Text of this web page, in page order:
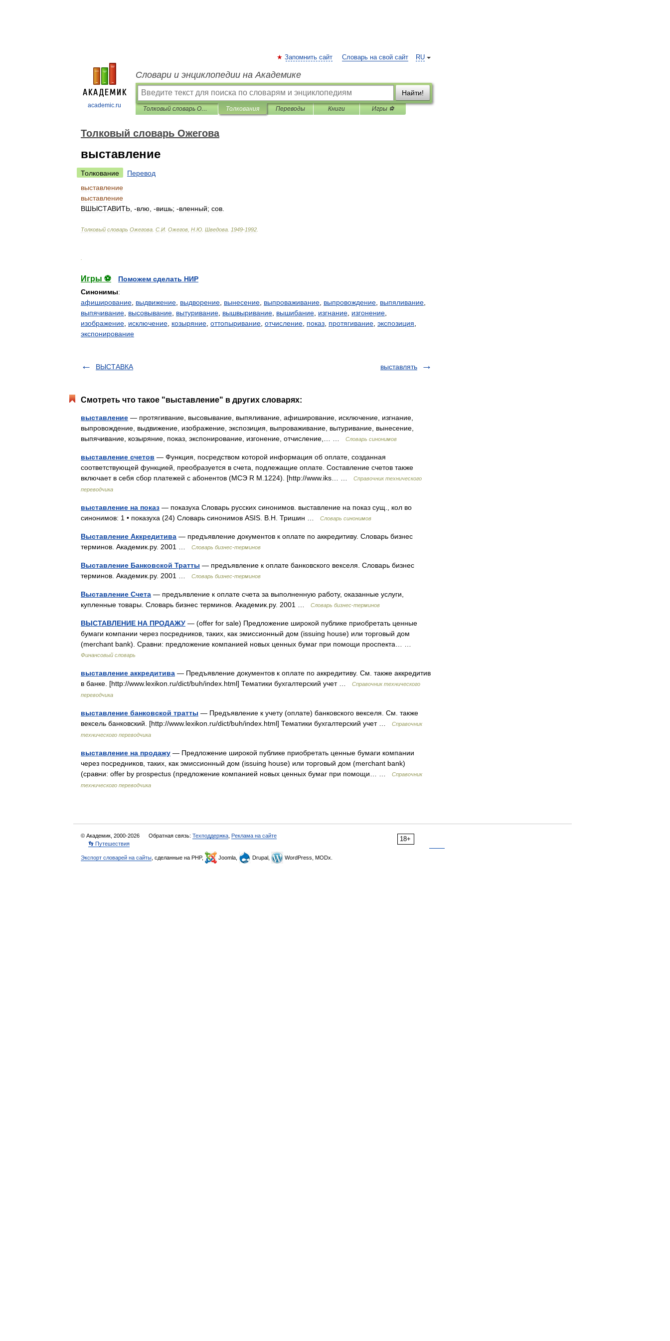
academic.ru
RU
Запомнить сайт Словарь на свой сайт
Словари и энциклопедии на Академике
Найти!
Толковый словарь Ожегова Толкования Переводы Книги Игры ⚽
Толковый словарь Ожегова
выставление
Толкование
Перевод
выставление
выставление
ВШЫСТАВИТЬ , -влю , -вишь; -вленный; сов
Толковый словарь Ожегова С И Ожегов Н Ю Шведова 1949-1992
Игры ⚽
Поможем сделать НИР
Синонимы:
афиширование выдвижение выдворение вынесение выпроваживание выпровождение выпяливание
выпячивание высовывание вытуривание вышвыривание вышибание изгнание изгонение
изображение исключение козыряние оттопыривание отчисление показ протягивание экспозиция
экспонирование
ВЫСТАВКА выставлять
Смотреть что такое "выставление" в других словарях:
выставление — протягивание, высовывание, выпяливание, афиширование, исключение, изгнание,
выпровождение, выдвижение, изображение, экспозиция, выпроваживание, вытуривание, вынесение,
выпячивание, козыряние, показ, экспонирование, изгонение, отчисление,… …
Словарь синонимов
выставление счетов — Функция, посредством которой информация об оплате, созданная
соответствующей функцией, преобразуется в счета, подлежащие оплате. Составление счетов также
включает в себя сбор платежей с абонентов (МСЭ R M.1224). [http://www.iks… …
Справочник технического
переводчика
выставление на показ — показуха Словарь русских синонимов. выставление на показ сущ., кол во
синонимов: 1 • показуха (24) Словарь синонимов ASIS. В.Н. Тришин …
Словарь синонимов
Выставление Аккредитива — предъявление документов к оплате по аккредитиву. Словарь бизнес
терминов. Академик.ру. 2001 …
Словарь бизнес-терминов
Выставление Банковской Тратты — предъявление к оплате банковского векселя. Словарь бизнес
терминов. Академик.ру. 2001 …
Словарь бизнес-терминов
Выставление Счета — предъявление к оплате счета за выполненную работу, оказанные услуги,
купленные товары. Словарь бизнес терминов. Академик.ру. 2001 …
Словарь бизнес-терминов
ВЫСТАВЛЕНИЕ НА ПРОДАЖУ — (offer for sale) Предложение широкой публике приобретать ценные
бумаги компании через посредников, таких, как эмиссионный дом (issuing house) или торговый дом
(merchant bank). Cравни: предложение компанией новых ценных бумаг при помощи проспекта… …
Финансовый словарь
выставление аккредитива — Предъявление документов к оплате по аккредитиву. См. также аккредитив
в банке. [http://www.lexikon.ru/dict/buh/index.html] Тематики бухгалтерский учет …
Справочник технического
переводчика
выставление банковской тратты — Предъявление к учету (оплате) банковского векселя. См. также
вексель банковский. [http://www.lexikon.ru/dict/buh/index.html] Тематики бухгалтерский учет …
Справочник
технического переводчика
выставление на продажу — Предложение широкой публике приобретать ценные бумаги компании
через посредников, таких, как эмиссионный дом (issuing house) или торговый дом (merchant bank)
(сравни: offer by prospectus (предложение компанией новых ценных бумаг при помощи… …
Справочник
технического переводчика
18+
© Академик, 2000-2026 Обратная связь: Техподдержка Реклама на сайте
👣 Путешествия
Экспорт словарей на сайты , сделанные на PHP, Joomla, Drupal, WordPress, MODx.